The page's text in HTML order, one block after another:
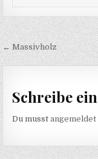
← Massivholz
Schreibe
Du musstangemeldet